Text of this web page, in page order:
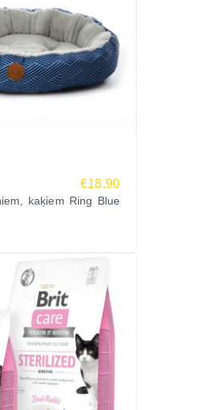
€18.90
kaķiem Ring Blue